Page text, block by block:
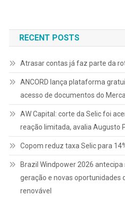
Post
RECENT POSTS
Atrasar contas já faz parte da
ANCORD lança plataforma
acesso de documentos do
AW Capital: corte da Selic foi
reação limitada, avalia Augusto
Copom reduz taxa Selic para
Brazil Windpower 2026
geração e novas oportunidades
renovável